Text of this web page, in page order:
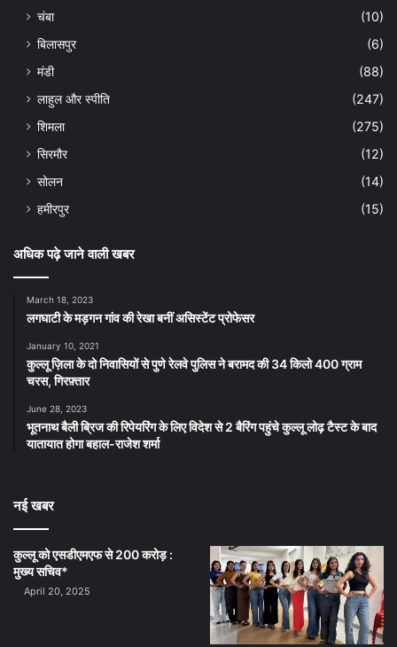
चंबा
(10)
बिलासपुर
(6)
मंडी
(88)
लाहुल और स्पीति
(247)
शिमला
(275)
सिरमौर
(12)
सोलन
(14)
हमीरपुर
(15)
अधिक पढ़े जाने वाली खबर
March 18, 2023
लगघाटी के मड़गन गांव की रेखा बनीं असिस्टेंट प्रोफेसर
January 10, 2021
कुल्लू ज़िला के दो निवासियों से पुणे रेलवे पुलिस ने बरामद की 34 किलो 400 ग्राम
चरस, गिरफ़्तार
June 28, 2023
भूतनाथ बैली ब्रिज की रिपेयरिंग के लिए विदेश से 2 बैरिंग पहुंचे कुल्लू लोढ़ टैस्ट के बाद
यातायात होगा बहाल-राजेश शर्मा
नई खबर
कुल्लू को एसडीएमएफ से 200 करोड़ :
मुख्य सचिव*
April 20, 2025